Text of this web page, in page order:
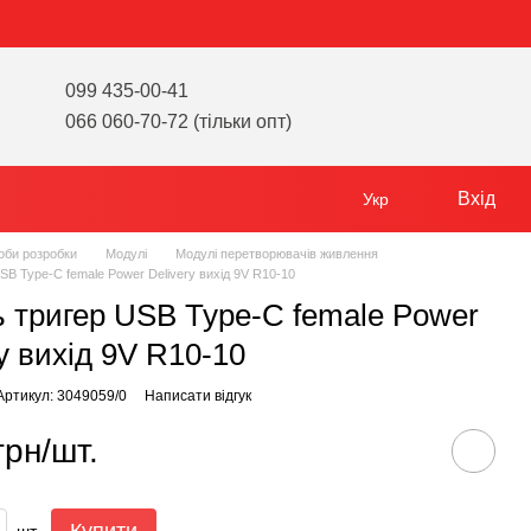
099 435-00-41
066 060-70-72 (тільки опт)
Укр Вхід
розробки Модулі
Модулі перетворювачів живлення
Type-C female Power Delivery вихід 9V R10-10
тригер USB Type-C female Power
вихід 9V R10-10
3049059/0 Написати відгук
шт.